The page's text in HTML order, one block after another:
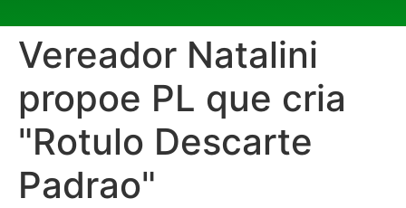
Vereador Natalini
propoe PL que cria
"Rotulo Descarte
Padrao"